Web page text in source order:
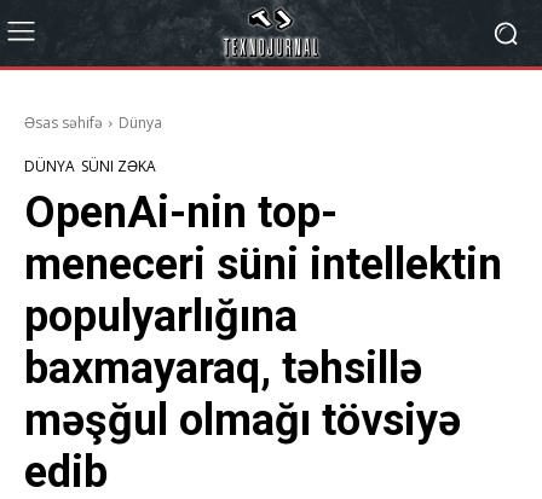
Əsas səhifə Dünya
DÜNYA SÜNI ZƏKA
OpenAi-nin top-
meneceri süni intellektin
populyarlığına
baxmayaraq, təhsillə
məşğul olmağı tövsiyə
edib